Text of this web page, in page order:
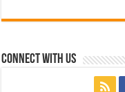
Connect with Us